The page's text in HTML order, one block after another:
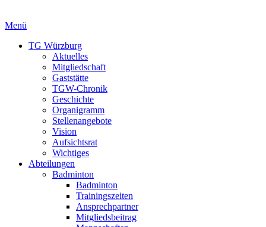
Menü
TG Würzburg
Aktuelles
Mitgliedschaft
Gaststätte
TGW-Chronik
Geschichte
Organigramm
Stellenangebote
Vision
Aufsichtsrat
Wichtiges
Abteilungen
Badminton
Badminton
Trainingszeiten
Ansprechpartner
Mitgliedsbeitrag